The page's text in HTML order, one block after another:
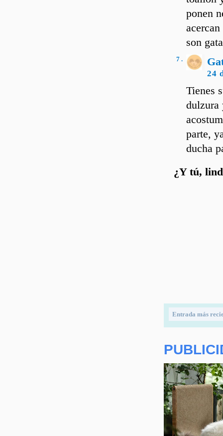
ponen
son
7 .
24
Tienes
dulzura
parte,
ducha
¿Y tú,
Entrada más